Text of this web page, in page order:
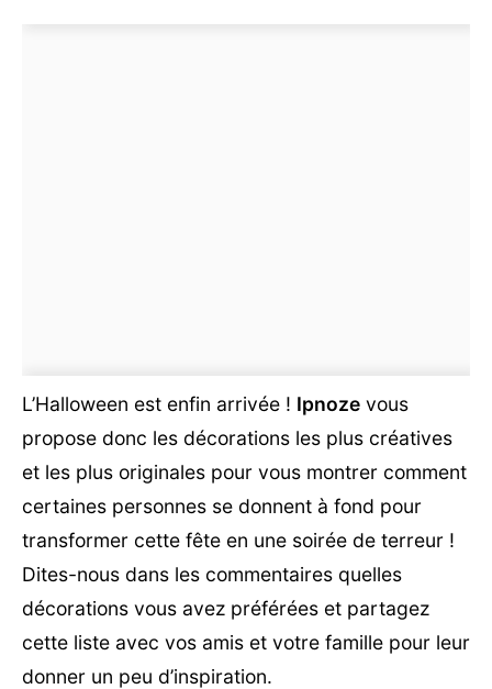
L’Halloween est enfin arrivée ! Ipnoze vous
propose donc les décorations les plus créatives
et les plus originales pour vous montrer comment
certaines personnes se donnent à fond pour
transformer cette fête en une soirée de terreur !
Dites-nous dans les commentaires quelles
décorations vous avez préférées et partagez
cette liste avec vos amis et votre famille pour leur
donner un peu d’inspiration.